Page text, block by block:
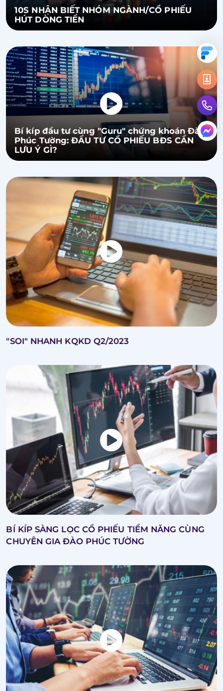
10S NHẬN BIẾT NHÓM NGÀNH/CỔ PHIẾU
HÚT DÒNG TIỀN
Bí kíp đầu tư cùng "Guru" chứng khoán Đào
Phúc Tường: ĐẦU TƯ CỔ PHIẾU BĐS CẦN
LƯU Ý GÌ?
"SOI" NHANH KQKD Q2/2023
BÍ KÍP SÀNG LỌC CỔ PHIẾU TIỀM NĂNG CÙNG
CHUYÊN GIA ĐÀO PHÚC TƯỜNG